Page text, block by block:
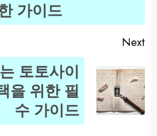
가이드
Next
토토사이
을 위한 필
수 가이드